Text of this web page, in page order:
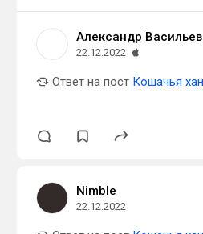
Александр Васильев
22.12.2022
Ответ на пост Кошачья
Nimble
22.12.2022